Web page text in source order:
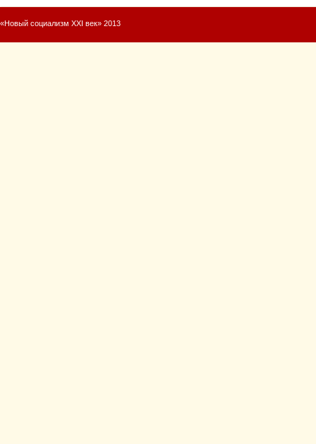
«Новый социализм XXI век» 2013